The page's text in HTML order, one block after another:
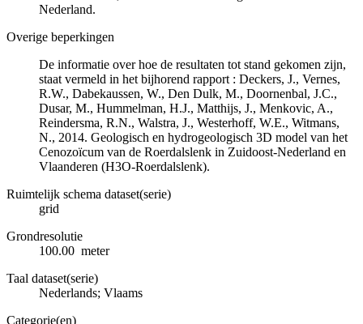
Nederland.
Overige beperkingen
De informatie over hoe de resultaten tot stand gekomen zijn,
staat vermeld in het bijhorend rapport : Deckers, J., Vernes,
R.W., Dabekaussen, W., Den Dulk, M., Doornenbal, J.C.,
Dusar, M., Hummelman, H.J., Matthijs, J., Menkovic, A.,
Reindersma, R.N., Walstra, J., Westerhoff, W.E., Witmans,
N., 2014. Geologisch en hydrogeologisch 3D model van het
Cenozoïcum van de Roerdalslenk in Zuidoost-Nederland en
Vlaanderen (H3O-Roerdalslenk).
Ruimtelijk schema dataset(serie)
grid
Grondresolutie
100.00 meter
Taal dataset(serie)
Nederlands; Vlaams
Categorie(en)